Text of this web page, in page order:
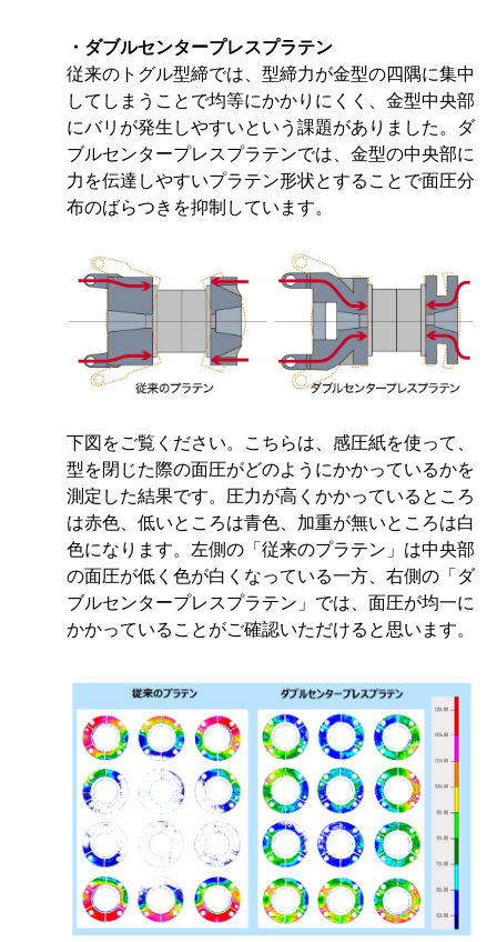
・ダブルセンタープレスプラテン
従来のトグル型締では、型締力が金型の四隅に集中
してしまうことで均等にかかりにくく、金型中央部
にバリが発生しやすいという課題がありました。ダ
ブルセンタープレスプラテンでは、金型の中央部に
力を伝達しやすいプラテン形状とすることで面圧分
布のばらつきを抑制しています。
下図をご覧ください。こちらは、感圧紙を使って、
型を閉じた際の面圧がどのようにかかっているかを
測定した結果です。圧力が高くかかっているところ
は赤色、低いところは青色、加重が無いところは白
色になります。左側の「従来のプラテン」は中央部
の面圧が低く色が白くなっている一方、右側の「ダ
ブルセンタープレスプラテン」では、面圧が均一に
かかっていることがご確認いただけると思います。